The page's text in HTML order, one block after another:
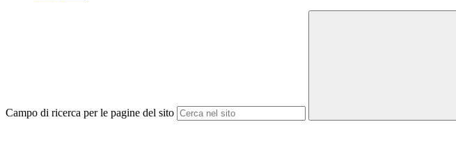
Campo di ricerca per le pagine del sito